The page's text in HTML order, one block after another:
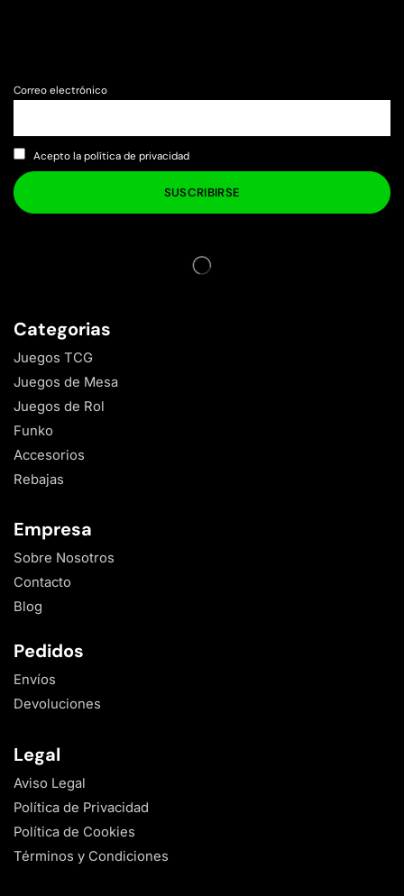
Correo electrónico
Acepto la política de privacidad
Categorias
Juegos TCG
Juegos de Mesa
Juegos de Rol
Funko
Accesorios
Rebajas
Empresa
Sobre Nosotros
Contacto
Blog
Pedidos
Envíos
Devoluciones
Legal
Aviso Legal
Política de Privacidad
Política de Cookies
Términos y Condiciones